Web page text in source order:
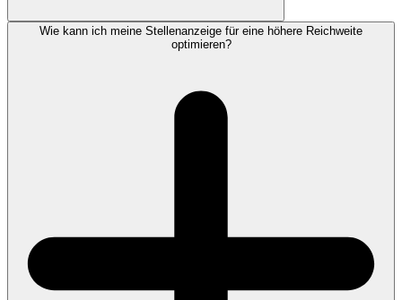
Wie kann ich meine Stellenanzeige für eine höhere Reichweite
optimieren?